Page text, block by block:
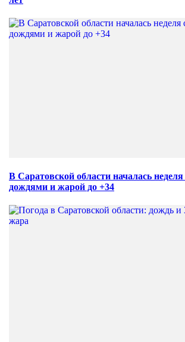
В Саратовской области началась
дождями и жарой до +34